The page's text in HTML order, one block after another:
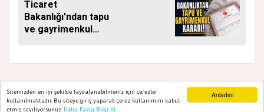
Anladım
Sitemizden en iyi şekilde faydalanabilmeniz için çerezler
kullanılmaktadır. Bu siteye giriş yaparak çerez kullanımını kabul
etmiş sayılıyorsunuz. Daha Fazla Bilgi Al
SÜRÜYOR
Ticaret
Bakanlığı'ndan tapu
ve gayrimenkul
yapamayacak
GAZETE ATAŞEHIR 2020